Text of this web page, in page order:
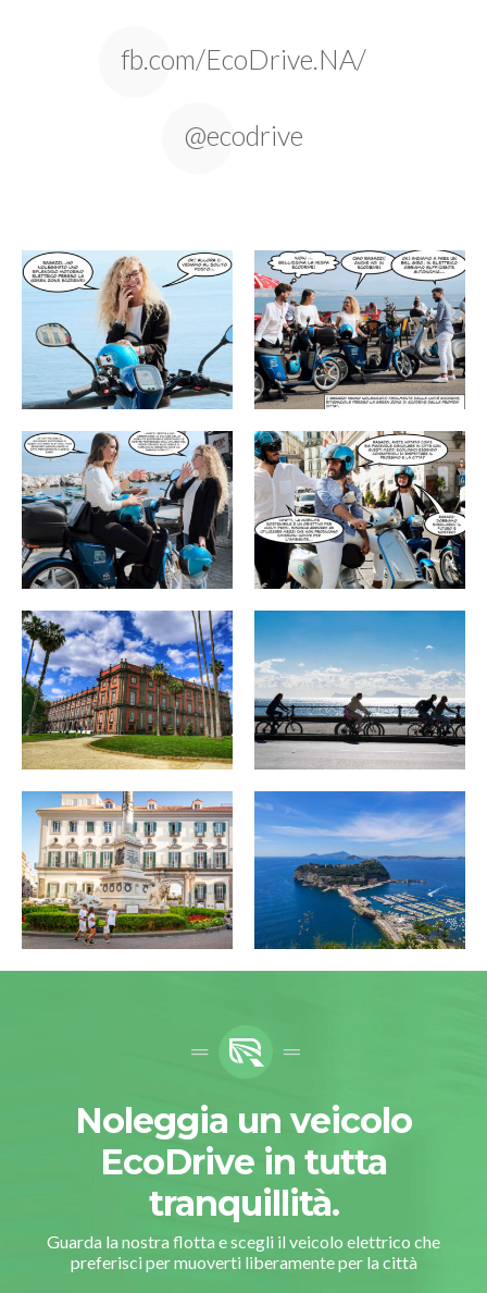
fb.com/EcoDrive.NA/
@ecodrive
Noleggia un veicolo
EcoDrive in tutta
tranquillità.
Guarda la nostra flotta e scegli il veicolo elettrico che
preferisci per muoverti liberamente per la città